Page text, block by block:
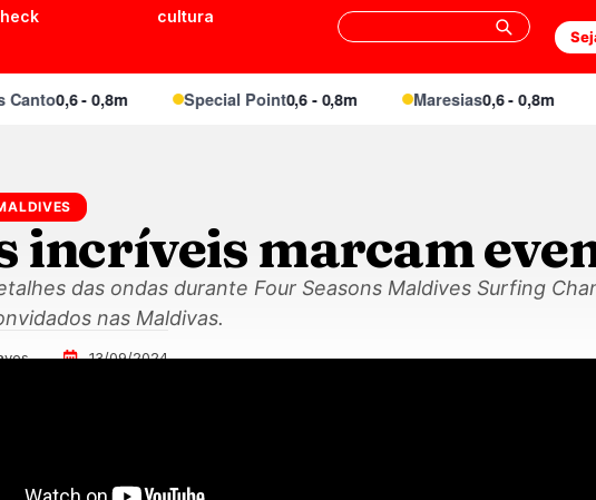
cultura
0,6 - 0,8m Special Point0,6 - 0,8m Maresias0,6 - 0,8m
incríveis marcam
das ondas durante Four Seasons Maldives Surfing
nas Maldivas.
13/09/2024